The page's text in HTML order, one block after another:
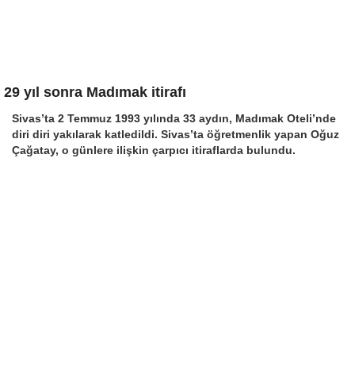
29 yıl sonra Madımak itirafı
Sivas’ta 2 Temmuz 1993 yılında 33 aydın, Madımak Oteli’nde
diri diri yakılarak katledildi. Sivas’ta öğretmenlik yapan Oğuz
Çağatay, o günlere ilişkin çarpıcı itiraflarda bulundu.